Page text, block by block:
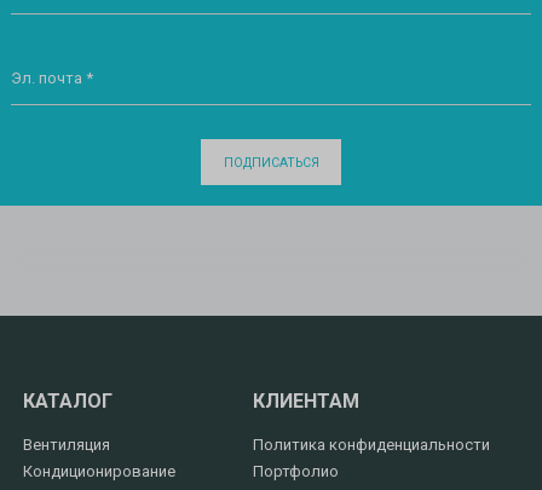
Эл. почта *
ПОДПИСАТЬСЯ
КАТАЛОГ
Вентиляция
Кондиционирование
КЛИЕНТАМ
Политика конфиденциальности
Портфолио